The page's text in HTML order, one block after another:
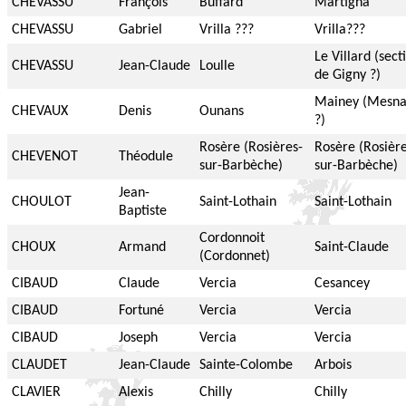
CHEVASSU
Gabriel Vrilla ??? Vrilla???
CHEVASSU Jean-Claude Loulle
Le Villard
de Gigny ?)
CHEVAUX Denis Ounans
Mainey
?)
CHEVENOT Théodule
Rosère (Rosières-
sur-Barbèche)
Rosère
sur-Barbèche)
CHOULOT
Jean-
Baptiste
Saint-Lothain Saint-Lothain
CHOUX Armand
Cordonnoit
(Cordonnet)
Saint-Claude
CIBAUD Claude Vercia
Cesancey
CIBAUD
Fortuné Vercia
Vercia
CIBAUD
Joseph Vercia
Vercia
CLAUDET
Jean-Claude Sainte-Colombe
Arbois
CLAVIER
Alexis Chilly Chilly